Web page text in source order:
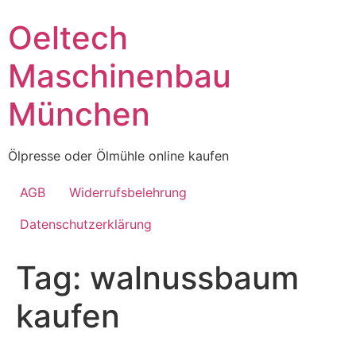
to
content
Oeltech
Maschinenbau
München
Ölpresse oder Ölmühle online kaufen
AGB
Widerrufsbelehrung
Datenschutzerklärung
Tag: walnussbaum
kaufen